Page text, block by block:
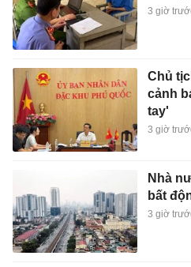
3 giờ
Chủ
cảnh
tay'
3 giờ
Nhà
bất
3 giờ